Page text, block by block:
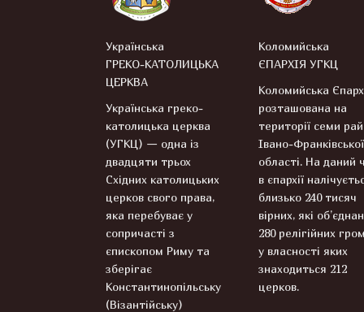
Українська
ГРЕКО-КАТОЛИЦЬКА
ЦЕРКВА
Українська греко-
католицька церква
(УГКЦ) — одна із
двадцяти трьох
Східних католицьких
церков свого права,
яка перебуває у
сопричасті з
єпископом Риму та
зберігає
Константинопільську
(Візантійську)
Коломийська
ЄПАРХІЯ УГКЦ
Коломийська
розташована на
території семи
Івано-Франківської
області. На даний
в єпархії
близько 240 тисяч
вірних, які
280 релігійних
у власності яких
знаходиться 212
церков.